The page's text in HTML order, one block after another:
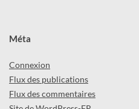
Méta
Connexion
Flux des publications
Flux des commentaires